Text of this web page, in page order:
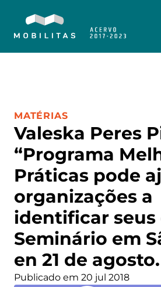
Valeska Peres
“Programa
Práticas pode
organizações a
identificar seus
Seminário em
en 21 de agosto.
CATEGORIA:
MATÉRIAS
Publicado em 20 jul 2018